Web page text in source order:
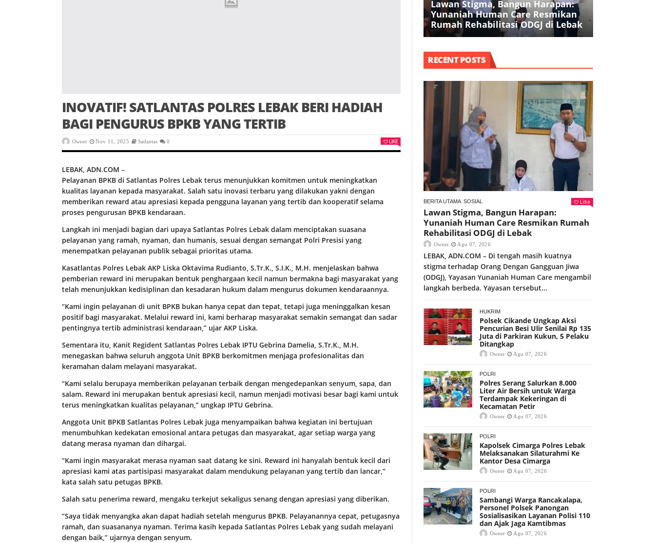
INOVATIF! SATLANTAS POLRES LEBAK BERI HADIAH
BAGI PENGURUS BPKB YANG TERTIB
Owner Nov 11, 2025 Satlantas 0 LIKE
LEBAK, ADN.COM –
Pelayanan BPKB di Satlantas Polres Lebak terus menunjukkan komitmen untuk meningkatkan
kualitas layanan kepada masyarakat. Salah satu inovasi terbaru yang dilakukan yakni dengan
memberikan reward atau apresiasi kepada pengguna layanan yang tertib dan kooperatif selama
proses pengurusan BPKB kendaraan.
Langkah ini menjadi bagian dari upaya Satlantas Polres Lebak dalam menciptakan suasana
pelayanan yang ramah, nyaman, dan humanis, sesuai dengan semangat Polri Presisi yang
menempatkan pelayanan publik sebagai prioritas utama.
Kasatlantas Polres Lebak AKP Liska Oktavima Rudianto, S.Tr.K., S.I.K., M.H. menjelaskan bahwa
pemberian reward ini merupakan bentuk penghargaan kecil namun bermakna bagi masyarakat yang
telah menunjukkan kedisiplinan dan kesadaran hukum dalam mengurus dokumen kendaraannya.
“Kami ingin pelayanan di unit BPKB bukan hanya cepat dan tepat, tetapi juga meninggalkan kesan
positif bagi masyarakat. Melalui reward ini, kami berharap masyarakat semakin semangat dan sadar
pentingnya tertib administrasi kendaraan,” ujar AKP Liska.
Sementara itu, Kanit Regident Satlantas Polres Lebak IPTU Gebrina Damelia, S.Tr.K., M.H.
menegaskan bahwa seluruh anggota Unit BPKB berkomitmen menjaga profesionalitas dan
keramahan dalam melayani masyarakat.
“Kami selalu berupaya memberikan pelayanan terbaik dengan mengedepankan senyum, sapa, dan
salam. Reward ini merupakan bentuk apresiasi kecil, namun menjadi motivasi besar bagi kami untuk
terus meningkatkan kualitas pelayanan,” ungkap IPTU Gebrina.
Anggota Unit BPKB Satlantas Polres Lebak juga menyampaikan bahwa kegiatan ini bertujuan
menumbuhkan kedekatan emosional antara petugas dan masyarakat, agar setiap warga yang
datang merasa nyaman dan dihargai.
“Kami ingin masyarakat merasa nyaman saat datang ke sini. Reward ini hanyalah bentuk kecil dari
apresiasi kami atas partisipasi masyarakat dalam mendukung pelayanan yang tertib dan lancar,”
kata salah satu petugas BPKB.
Salah satu penerima reward, mengaku terkejut sekaligus senang dengan apresiasi yang diberikan.
“Saya tidak menyangka akan dapat hadiah setelah mengurus BPKB. Pelayanannya cepat, petugasnya
ramah, dan suasananya nyaman. Terima kasih kepada Satlantas Polres Lebak yang sudah melayani
dengan baik,” ujarnya dengan senyum.
Lawan Stigma, Bangun Harapan:
Yunaniah Human Care Resmikan
Rumah Rehabilitasi ODGJ di Lebak
RECENT POSTS
BERITA UTAMA SOSIAL Like
Lawan Stigma, Bangun Harapan:
Yunaniah Human Care Resmikan Rumah
Rehabilitasi ODGJ di Lebak
Owner Agu 07, 2026
LEBAK, ADN.COM – Di tengah masih kuatnya
stigma terhadap Orang Dengan Gangguan Jiwa
(ODGJ), Yayasan Yunaniah Human Care mengambil
langkah berbeda. Yayasan tersebut...
HUKRIM
Polsek Cikande Ungkap Aksi
Pencurian Besi Ulir Senilai Rp 135
Juta di Parkiran Kukun, 5 Pelaku
Ditangkap
Owner Agu 07, 2026
POLRI
Polres Serang Salurkan 8.000
Liter Air Bersih untuk Warga
Terdampak Kekeringan di
Kecamatan Petir
Owner Agu 07, 2026
POLRI
Kapolsek Cimarga Polres Lebak
Melaksanakan Silaturahmi Ke
Kantor Desa Cimarga
Owner Agu 07, 2026
POLRI
Sambangi Warga Rancakalapa,
Personel Polsek Panongan
Sosialisasikan Layanan Polisi 110
dan Ajak Jaga Kamtibmas
Owner Agu 07, 2026